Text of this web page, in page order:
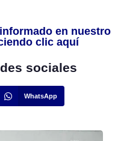
en nuestro
clic aquí
sociales
WhatsApp